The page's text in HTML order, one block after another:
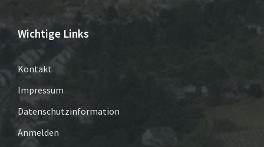
Wichtige Links
Kontakt
Impressum
Datenschutzinformation
Anmelden